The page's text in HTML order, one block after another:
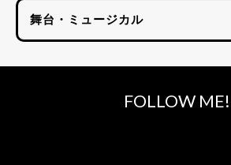
舞台・ミュージカル
FOLLOW ME!